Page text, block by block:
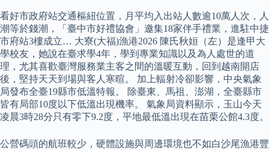
看好市政府站交通樞紐位置，月平均入出站人數逾10萬人次，人
潮等於錢潮，「臺中市好禮協會」邀集18家伴手禮業，進駐中捷
市府站3樓成立… 大寮(大福)漁港2026 陳氏秋姮（左）是逢甲大
學校友，她說在臺求學4年，學到專業知識以及為人處世的道
理，尤其喜歡臺灣服務業主客之間的溫暖互動，回到越南開店
後，堅持天天到場與客人寒暄。 加上輻射冷卻影響，中央氣象
局發布全臺19縣市低溫特報。 除臺東、馬祖、澎湖，全臺縣市
皆有局部10度以下低溫出現機率。 氣象局資料顯示，玉山今天
凌晨3時28分只有零下9.2度，平地最低溫出現在苗栗公館4.3度。
公營碼頭的航班較少，硬體設施與周邊環境也不如白沙尾漁港豐